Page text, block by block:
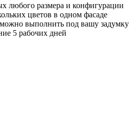
любого размера и конфигурации
цветов в одном фасаде
выполнить под вашу задумку
5 рабочих дней